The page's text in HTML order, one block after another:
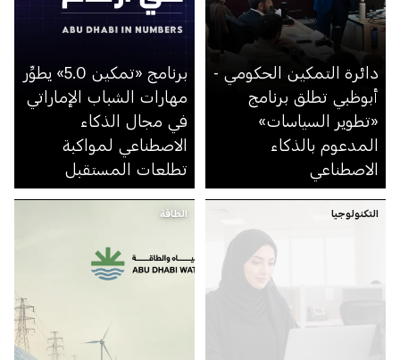
دائرة التمكين الحكومي -
أبوظبي تطلق برنامج
«تطوير السياسات»
المدعوم بالذكاء
الاصطناعي
برنامج «تمكين 5.0» يطوِّر
مهارات الشباب الإماراتي
في مجال الذكاء
الاصطناعي لمواكبة
تطلعات المستقبل
التكنولوجيا الطاقة